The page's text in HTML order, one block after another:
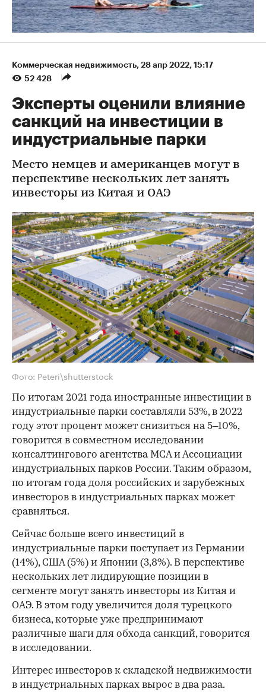
Коммерческая недвижимость 28 апр 2022, 15:17
52 428
Эксперты оценили влияние
санкций на инвестиции в
индустриальные парки
Место немцев и американцев могут в
перспективе нескольких лет занять
инвесторы из Китая и ОАЭ
Фото: Peteri\shutterstock
По итогам 2021 года иностранные инвестиции в
индустриальные парки составляли 53%, в 2022
году этот процент может снизиться на 5–10%,
говорится в совместном исследовании
консалтингового агентства MCA и Ассоциации
индустриальных парков России. Таким образом,
по итогам года доля российских и зарубежных
инвесторов в индустриальных парках может
сравняться.
Сейчас больше всего инвестиций в
индустриальные парки поступает из Германии
(14%), США (5%) и Японии (3,8%). В перспективе
нескольких лет лидирующие позиции в
сегменте могут занять инвесторы из Китая и
ОАЭ. В этом году увеличится доля турецкого
бизнеса, которые уже предпринимают
различные шаги для обхода санкций, говорится
в исследовании.
Интерес инвесторов к складской недвижимости
в индустриальных парках вырос в два раза.